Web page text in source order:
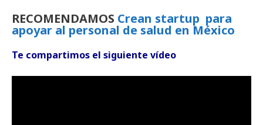
RECOMENDAMOS Crean startup para
apoyar al personal de salud en México
Te compartimos el siguiente vídeo